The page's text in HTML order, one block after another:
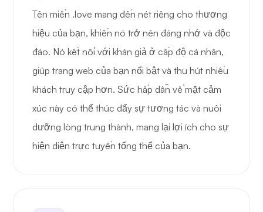
Tên miền .love mang đến nét riêng cho thương
hiệu của bạn, khiến nó trở nên đáng nhớ và độc
đáo. Nó kết nối với khán giả ở cấp độ cá nhân,
giúp trang web của bạn nổi bật và thu hút nhiều
khách truy cập hơn. Sức hấp dẫn về mặt cảm
xúc này có thể thúc đẩy sự tương tác và nuôi
dưỡng lòng trung thành, mang lại lợi ích cho sự
hiện diện trực tuyến tổng thể của bạn.